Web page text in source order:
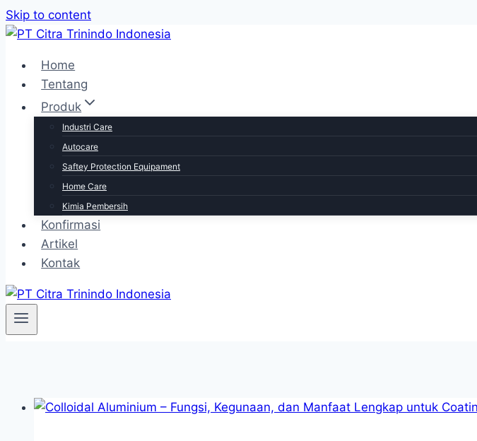
Skip to content
Home
Tentang
Produk
Industri Care
Autocare
Saftey Protection Equipament
Home Care
Kimia Pembersih
Konfirmasi
Artikel
Kontak